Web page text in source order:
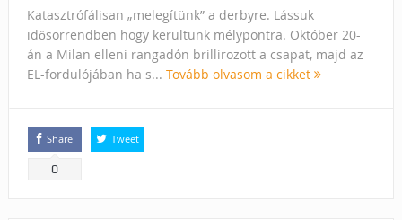
Katasztrófálisan „melegítünk” a derbyre. Lássuk
idősorrendben hogy kerültünk mélypontra. Október 20-
án a Milan elleni rangadón brillirozott a csapat, majd az
EL-fordulójában ha s... Tovább olvasom a cikket
Share
0
Tweet